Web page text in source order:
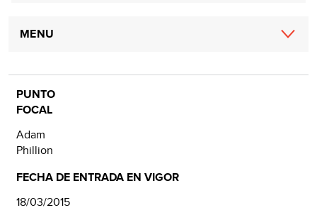
Main
MENU
PUNTO
FOCAL
Adam
Phillion
FECHA DE ENTRADA EN VIGOR
18/03/2015